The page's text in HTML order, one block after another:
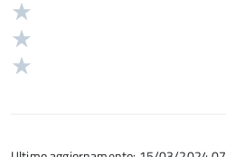
5